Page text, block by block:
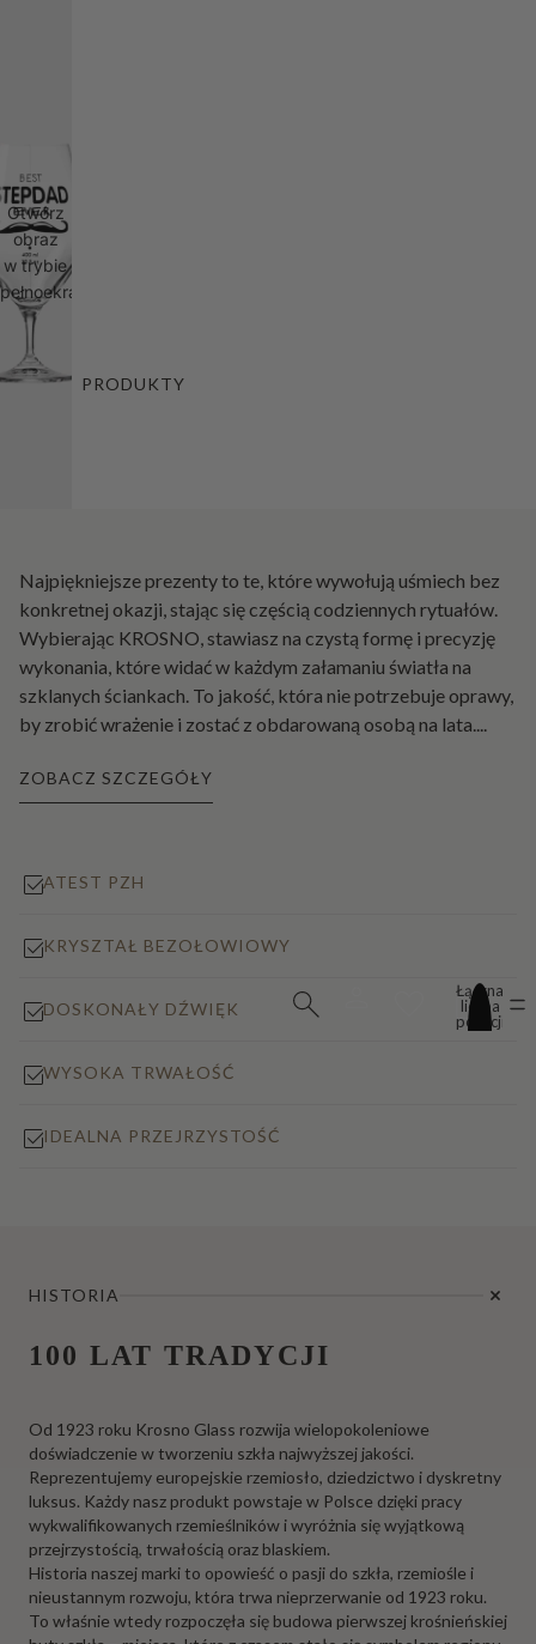
PRODUKTY
Łączna
liczba
pozycji
w
Otwórz
obraz
w trybie
pełnoekranowym
Najpiękniejsze prezenty to te, które wywołują uśmiech bez
konkretnej okazji, stając się częścią codziennych rytuałów.
Wybierając KROSNO, stawiasz na czystą formę i precyzję
wykonania, które widać w każdym załamaniu światła na
szklanych ściankach. To jakość, która nie potrzebuje oprawy,
by zrobić wrażenie i zostać z obdarowaną osobą na lata....
ZOBACZ SZCZEGÓŁY
ATEST PZH
KRYSZTAŁ BEZOŁOWIOWY
DOSKONAŁY DŹWIĘK
WYSOKA TRWAŁOŚĆ
IDEALNA PRZEJRZYSTOŚĆ
HISTORIA
100 LAT TRADYCJI
Od 1923 roku Krosno Glass rozwija wielopokoleniowe
doświadczenie w tworzeniu szkła najwyższej jakości.
Reprezentujemy europejskie rzemiosło, dziedzictwo i dyskretny
luksus. Każdy nasz produkt powstaje w Polsce dzięki pracy
wykwalifikowanych rzemieślników i wyróżnia się wyjątkową
przejrzystością, trwałością oraz blaskiem.
Historia naszej marki to opowieść o pasji do szkła, rzemiośle i
nieustannym rozwoju, która trwa nieprzerwanie od 1923 roku.
To właśnie wtedy rozpoczęła się budowa pierwszej krośnieńskiej